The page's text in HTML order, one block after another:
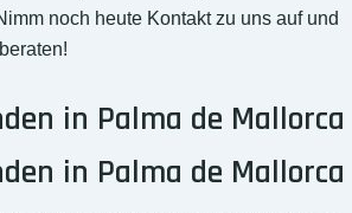
noch heute Kontakt zu uns auf und
in Palma de Mallorca
in Palma de Mallorca